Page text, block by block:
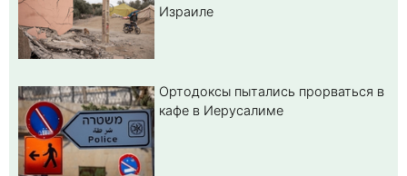
Израиле
Ортодоксы пытались прорваться в
кафе в Иерусалиме